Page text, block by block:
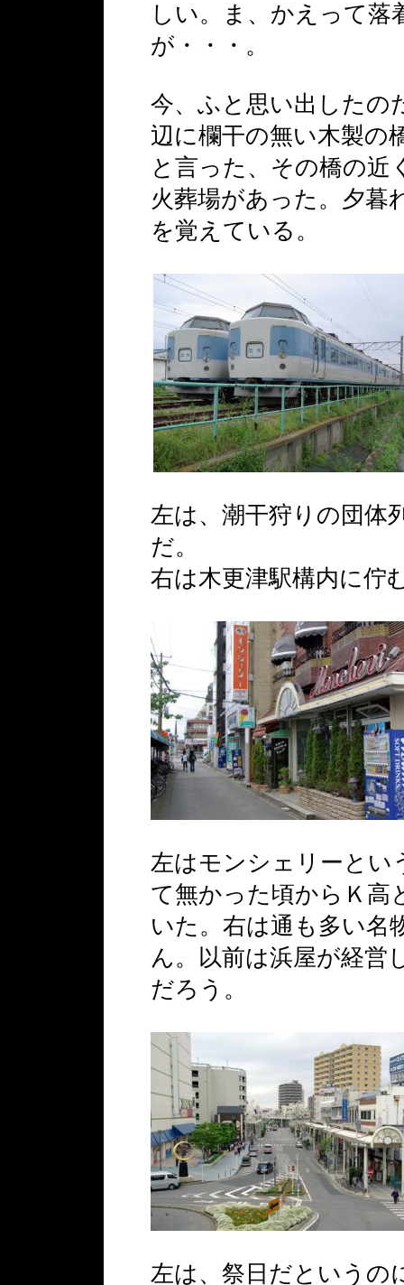
しい。ま、かえって
が・・・。
今、ふと思い出したの
辺に欄干の無い木製の
と言った、その橋の近
火葬場があった。夕暮
を覚えている。
左は、潮干狩りの団体
だ。
右は木更津駅構内に佇
左はモンシェリーとい
て無かった頃からＫ高
いた。右は通も多い名
ん。以前は浜屋が経営
だろう。
左は、祭日だというの